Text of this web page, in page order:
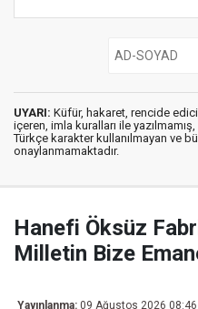
UYARI: Küfür, hakaret, rencide
içeren, imla kuralları ile yazılmamış,
Türkçe karakter kullanılmayan ve
onaylanmamaktadır.
Hanefi Öksüz
Milletin Bize
Yayınlanma: 09 Ağustos 2026 08:46